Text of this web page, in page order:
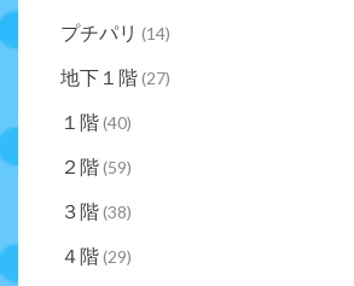
プチパリ (14)
地下１階(27)
１階(40)
２階(59)
３階(38)
４階(29)